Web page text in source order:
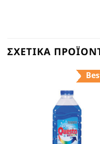
ΣΧΕΤΙΚΆ